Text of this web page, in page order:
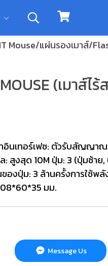
Mouse/แผ่นรองเมาส์/
(เมาส์ไ
อินเทอร์เฟซ: ตัวรับสัญญาณ
สูงสุด 10M ปุ่ม: 3 (ปุ่มซ้าย,
องปุ่ม: 3 ล้านครั้งการใช้พลั
มม.
Message Us